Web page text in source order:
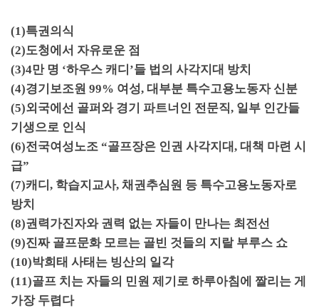
(1)특권의식
(2)도청에서 자유로운 점
(3)4만 명 ‘하우스 캐디 ’들 법의 사각지대 방치
(4)경기보조원 99% 여성, 대부분 특수고용노동자 신분
(5)외국에선 골퍼와 경기 파트너인 전문직, 일부 인간들
기생으로 인식
(6)전국여성노조 “골프장은 인권 사각지대, 대책 마련 시
급”
(7)캐디 , 학습지교사, 채권추심원 등 특수고용노동자로
방치
(8)권력가진자와 권력 없는 자들이 만나는 최전선
(9)진짜 골프문화 모르는 골빈 것들의 지랄 부루스 쇼
(10)박희태 사태는 빙산의 일각
(11)골프 치는 자들의 민원 제기로 하루아침에 짤리는 게
가장 두렵다